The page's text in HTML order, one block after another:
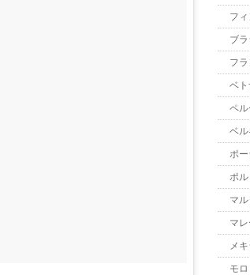
フ
ブ
フ
ベ
ペル
ベ
ポ
ポ
マル
マ
メ
モロ